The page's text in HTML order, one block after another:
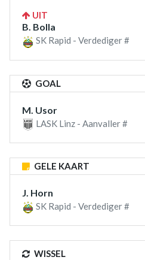
UIT
B. Bolla
SK Rapid - Verdediger #
GOAL
M. Usor
LASK Linz - Aanvaller #
GELE KAART
J. Horn
SK Rapid - Verdediger #
WISSEL